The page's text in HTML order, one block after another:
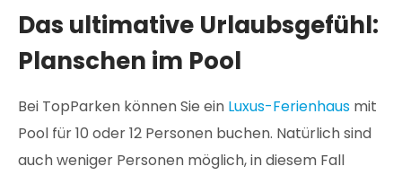
Das ultimative Urlaubsgefühl:
Planschen im Pool
Bei TopParken können Sie ein Luxus-Ferienhaus mit
Pool für 10 oder 12 Personen buchen. Natürlich sind
auch weniger Personen möglich, in diesem Fall